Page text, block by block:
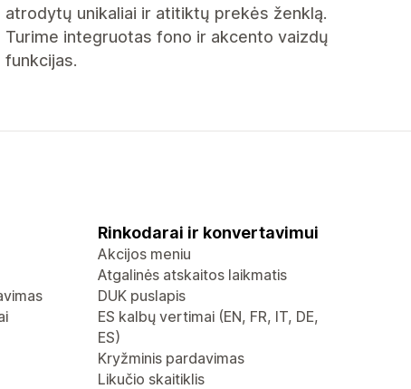
atrodytų unikaliai ir atitiktų prekės ženklą.
Turime integruotas fono ir akcento vaizdų
funkcijas.
Rinkodarai ir konvertavimui
Akcijos meniu
Atgalinės atskaitos laikmatis
DUK puslapis
ES kalbų vertimai (EN, FR, IT, DE,
ES)
Kryžminis pardavimas
Likučio skaitiklis